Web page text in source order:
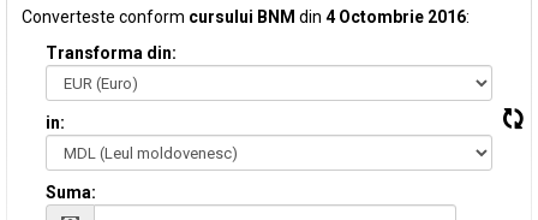
Converteste conform cursului BNM din 4 Octombrie 2016:
Transforma din:
in:
Suma: